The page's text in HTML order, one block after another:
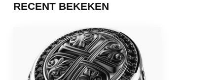
RECENT BEKEKEN